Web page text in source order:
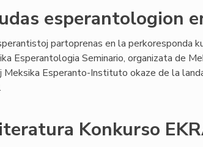
esperantologion
partoprenas en la perkoresponda
Esperantologia Seminario, organizata de
Meksika Esperanto-Instituto okaze de la
Konkurso